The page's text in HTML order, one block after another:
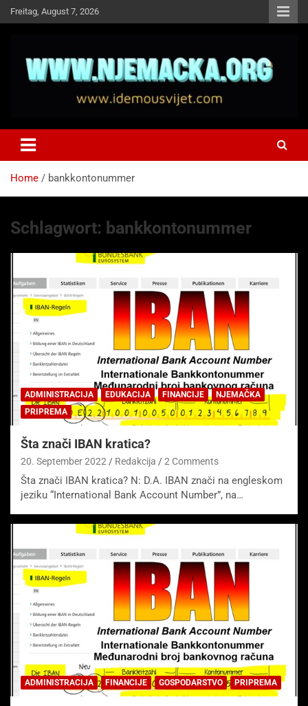
Skip
to
Freitag, August 7, 2026
Idemo u Svijet-Njemacka!
Home bankkontonummer
Schlagwort: bankkontonummer
ADMINISTRACIJA EDUKACIJA FINANCIJE
NJEMAČKA
PRIPREMA
Šta znači IBAN kratica?
20. September 2022 Redakcija 2 Comments
Šta znači IBAN kratica? N: D.A. IBAN znači na engleskom
jeziku “International Bank Account Number”, na…
ADMINISTRACIJA FINANCIJE GOSPODARSTVO PRIPREMA